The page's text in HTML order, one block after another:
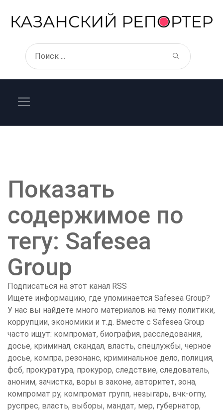
Показать
содержимое по
тегу: Safesea
Group
Подписаться на этот канал RSS
Ищете информацию, где упоминается Safesea Group?
У нас вы найдете много материалов на тему политики,
коррупции, экономики и т.д. Вместе с Safesea Group
часто ищут: компромат, биография, расследования,
досье, криминал, скандал, власть, спецлужбы, черное
досье, компра, резонанс, криминальное дело, полиция,
фсб, прокуратура, прокурор, следствие, следователь,
аноним, зачистка, воры в законе, авторитет, зона,
компромат ру, компромат групп, незыгарь, вчк-огпу,
руспрес, власть, выборы, мандат, мер, губернатор,